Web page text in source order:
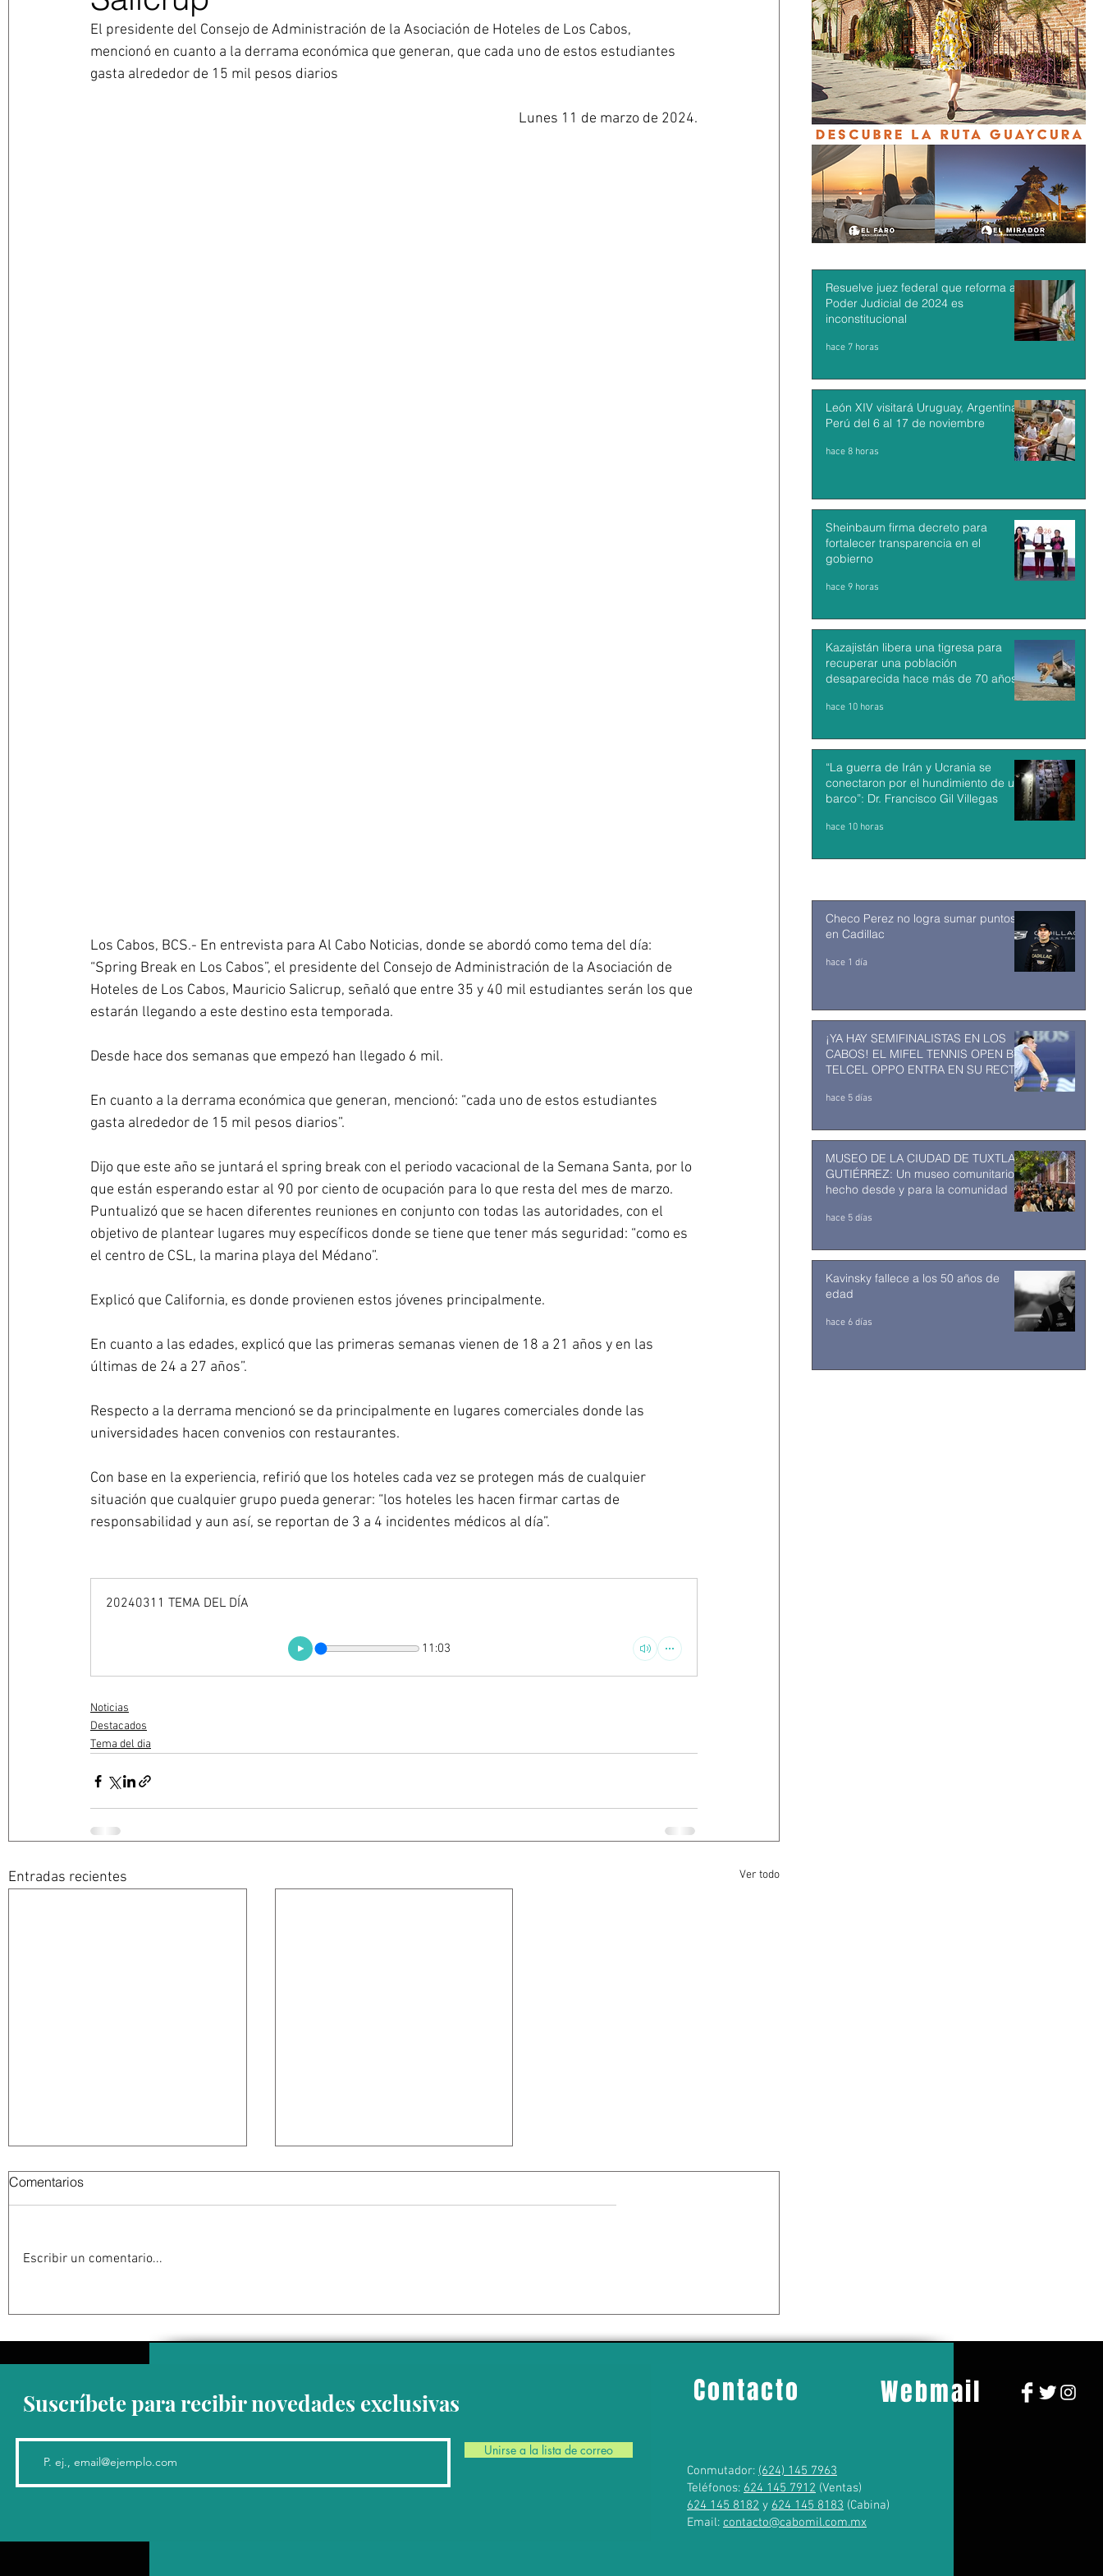
El presidente del Consejo de Administración de la Asociación de Hoteles de Los Cabos,
mencionó en cuanto a la derrama económica que generan, que cada uno de estos estudiantes
gasta alrededor de 15 mil pesos diarios
Lunes 11 de marzo de 2024.
Los Cabos, BCS.- En entrevista para Al Cabo Noticias, donde se abordó como tema del día:
“Spring Break en Los Cabos”, el presidente del Consejo de Administración de la Asociación de
Hoteles de Los Cabos, Mauricio Salicrup, señaló que entre 35 y 40 mil estudiantes serán los que
estarán llegando a este destino esta temporada.
Desde hace dos semanas que empezó han llegado 6 mil.
En cuanto a la derrama económica que generan, mencionó: “cada uno de estos estudiantes
gasta alrededor de 15 mil pesos diarios”.
Dijo que este año se juntará el spring break con el periodo vacacional de la Semana Santa, por lo
que están esperando estar al 90 por ciento de ocupación para lo que resta del mes de marzo.
Puntualizó que se hacen diferentes reuniones en conjunto con todas las autoridades, con el
objetivo de plantear lugares muy específicos donde se tiene que tener más seguridad: “como es
el centro de CSL, la marina playa del Médano”.
Explicó que California, es donde provienen estos jóvenes principalmente.
En cuanto a las edades, explicó que las primeras semanas vienen de 18 a 21 años y en las
últimas de 24 a 27 años”.
Respecto a la derrama mencionó se da principalmente en lugares comerciales donde las
universidades hacen convenios con restaurantes.
Con base en la experiencia, refirió que los hoteles cada vez se protegen más de cualquier
situación que cualquier grupo pueda generar: “los hoteles les hacen firmar cartas de
responsabilidad y aun así, se reportan de 3 a 4 incidentes médicos al día”.
20240311 TEMA DEL DÍA
11:03
Noticias
Destacados
Tema del dia
Entradas recientes Ver todo
2024 es inconstitucional
de noviembre
Comentarios
Escribir un comentario...
Resuelve juez federal que reforma al
Poder Judicial de 2024 es
inconstitucional
hace 7 horas
León XIV visitará Uruguay, Argentina y
Perú del 6 al 17 de noviembre
hace 8 horas
Sheinbaum firma decreto para
fortalecer transparencia en el
gobierno
hace 9 horas
Kazajistán libera una tigresa para
recuperar una población
desaparecida hace más de 70 años
hace 10 horas
“La guerra de Irán y Ucrania se
conectaron por el hundimiento de un
barco”: Dr. Francisco Gil Villegas
hace 10 horas
Checo Perez no logra sumar puntos
en Cadillac
hace 1 día
¡YA HAY SEMIFINALISTAS EN LOS
CABOS! EL MIFEL TENNIS OPEN BY
TELCEL OPPO ENTRA EN SU RECTA
hace 5 días
MUSEO DE LA CIUDAD DE TUXTLA
GUTIÉRREZ: Un museo comunitario
hecho desde y para la comunidad
hace 5 días
Kavinsky fallece a los 50 años de
edad
hace 6 días
Suscríbete para recibir novedades exclusivas
Unirse a la lista de correo
Contacto Webmail
Conmutador: (624) 145 7963
Teléfonos: 624 145 7912 (Ventas)
624 145 8182 y 624 145 8183 (Cabina)
Email: contacto@cabomil.com.mx